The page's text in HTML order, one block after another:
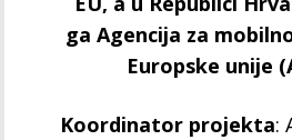
ga Agencija za
Europske unije
Koordinator projekta: